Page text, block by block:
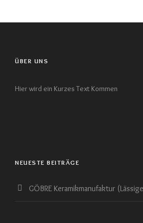
ÜBER UNS
Hier wird ein Kurzes Text Kommen
NEUESTE BEITRÄGE
GÖBRE Keramikmanufaktur